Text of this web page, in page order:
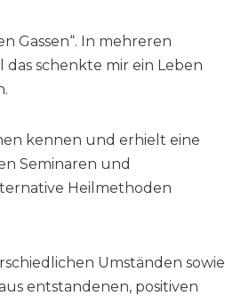
Gassen“. In mehreren
schenkte mir ein Leben
kennen und erhielt eine
Seminaren und
Heilmethoden
Umständen sowie
entstandenen, positiven